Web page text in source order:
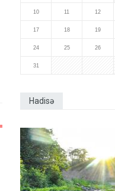
10 11 12
17 18 19
24 25 26
31
Hadisə